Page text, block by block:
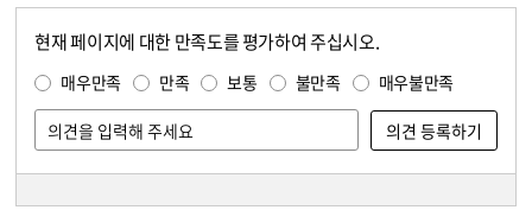
현재 페이지에 대한 만족도를 평가하여 주십시오.
매우만족 만족 보통 불만족 매우불만족